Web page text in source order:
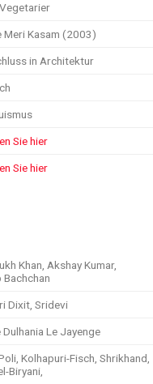
Meri Kasam (2003)
in Architektur
Sie hier
Sie hier
Khan, Akshay Kumar,
Dixit, Sridevi
Dulhania Le Jayenge
Kolhapuri-Fisch, Shrikhand,
Biryani,